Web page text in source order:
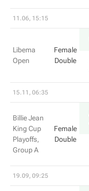
11.06, 15:15
Libema
Open
Female
Double
15.11, 06:35
Billie Jean
King Cup
Playoffs,
Group A
Female
Double
19.09, 09:25